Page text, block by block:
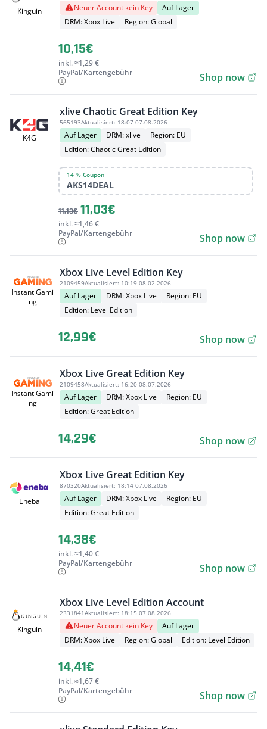
Kinguin Neuer Account kein Key
Auf Lager
DRM: Xbox Live
Region: Global
10,15€
inkl. ≈1,29 €
PayPal/Kartengebühr
Shop now
K4G
xlive Chaotic Great Edition Key
565193Aktualisiert: 18:07 07.08.2026
Auf Lager DRM: xlive
Region: EU
Edition: Chaotic Great Edition
14 % Coupon
AKS14DEAL
11,13€ 11,03€
inkl. ≈1,46 €
PayPal/Kartengebühr
Shop now
Instant Gami
ng
Xbox Live Level Edition Key
2109459Aktualisiert: 10:19 08.02.2026
Auf Lager DRM: Xbox Live
Region: EU
Edition: Level Edition
12,99€ Shop now
Instant Gami
ng
Xbox Live Great Edition Key
2109458Aktualisiert: 16:20 08.07.2026
Auf Lager DRM: Xbox Live
Region: EU
Edition: Great Edition
14,29€ Shop now
Eneba
Xbox Live Great Edition Key
870320Aktualisiert: 18:14 07.08.2026
Auf Lager DRM: Xbox Live
Region: EU
Edition: Great Edition
14,38€
inkl. ≈1,40 €
PayPal/Kartengebühr
Shop now
Kinguin
Xbox Live Level Edition Account
2331841Aktualisiert: 18:15 07.08.2026
Neuer Account kein Key
Auf Lager
DRM: Xbox Live
Region: Global Edition: Level Edition
14,41€
inkl. ≈1,67 €
PayPal/Kartengebühr
Shop now